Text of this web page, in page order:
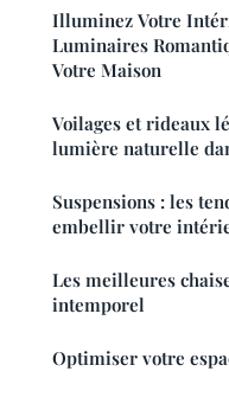
Illuminez Votre
Luminaires
Votre Maison
Voilages et rideaux
lumière naturelle
Suspensions : les
embellir votre
Les meilleures
intemporel
Optimiser votre